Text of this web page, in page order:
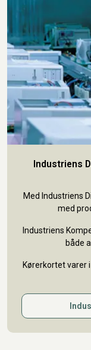
Industriens
Med Industriens
med
Industriens
både
Kørerkortet varer